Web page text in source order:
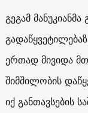
გეგამ
ერთად მივიდა
შიმშილობის
იქ განთავსების